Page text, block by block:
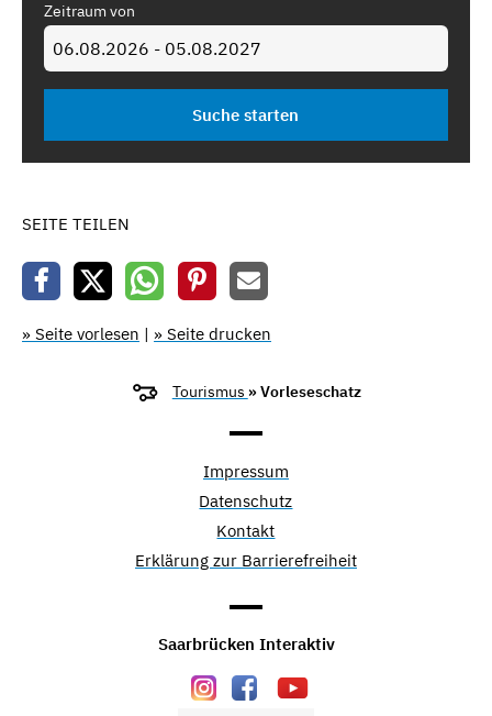
Zeitraum von
SEITE TEILEN
» Seite vorlesen | » Seite drucken
Tourismus » Vorleseschatz
Impressum
Datenschutz
Kontakt
Erklärung zur Barrierefreiheit
Saarbrücken Interaktiv